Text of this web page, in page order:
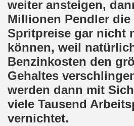
weiter ansteigen,
Millionen Pendler die
Spritpreise gar nicht
können, weil
Benzinkosten den
Gehaltes
werden dann mit
viele Tausend
vernichtet.
Bewegung als
solidarisiert sich am
am 10.07.2023 auf
Bewegung Gelsenkirchen sagt
am 12.06.2023 um
der Befreiung vom Hitler-